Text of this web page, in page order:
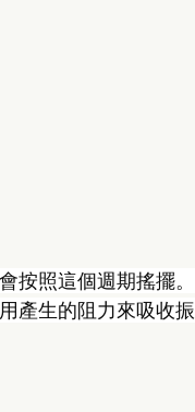
按照這個週期搖擺。
產生的阻力來吸收振